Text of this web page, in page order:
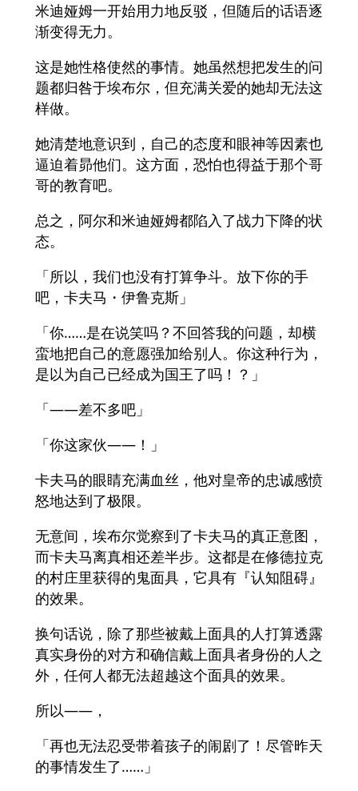
米迪娅姆一开始用力地反驳，但随后的话语逐
渐变得无力。
这是她性格使然的事情。她虽然想把发生的问
题都归咎于埃布尔，但充满关爱的她却无法这
样做。
她清楚地意识到，自己的态度和眼神等因素也
逼迫着昴他们。这方面，恐怕也得益于那个哥
哥的教育吧。
总之，阿尔和米迪娅姆都陷入了战力下降的状
态。
「所以，我们也没有打算争斗。放下你的手
吧，卡夫马・伊鲁克斯」
「你……是在说笑吗？不回答我的问题，却横
蛮地把自己的意愿强加给别人。你这种行为，
是以为自己已经成为国王了吗！？」
「——差不多吧」
「你这家伙――！」
卡夫马的眼睛充满血丝，他对皇帝的忠诚感愤
怒地达到了极限。
无意间，埃布尔觉察到了卡夫马的真正意图，
而卡夫马离真相还差半步。这都是在修德拉克
的村庄里获得的鬼面具，它具有『认知阻碍』
的效果。
换句话说，除了那些被戴上面具的人打算透露
真实身份的对方和确信戴上面具者身份的人之
外，任何人都无法超越这个面具的效果。
所以——，
「再也无法忍受带着孩子的闹剧了！尽管昨天
的事情发生了……」